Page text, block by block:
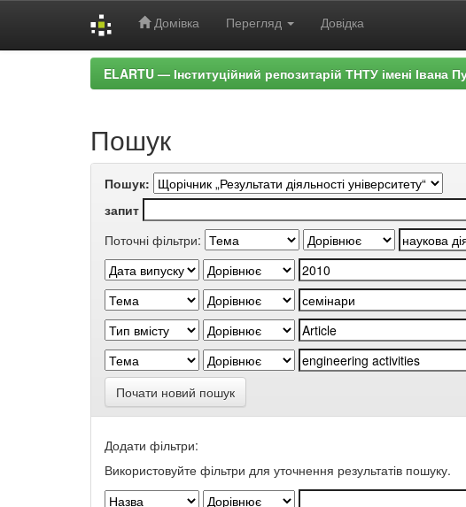
Домівка Перегляд Довідка
ELARTU — Інституційний репозитарій ТНТУ імені Івана
Пошук
Пошук:
запит
Поточні фільтри:
Почати новий пошук
Додати фільтри:
Використовуйте фільтри для уточнення результатів пошуку.